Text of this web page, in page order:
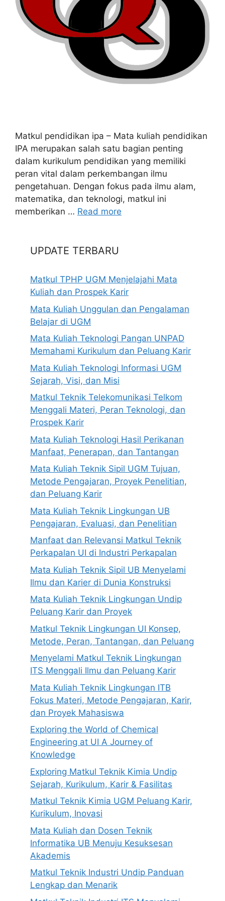
Matkul pendidikan ipa – Mata kuliah pendidikan
IPA merupakan salah satu bagian penting
dalam kurikulum pendidikan yang memiliki
peran vital dalam perkembangan ilmu
pengetahuan. Dengan fokus pada ilmu alam,
matematika, dan teknologi, matkul ini
memberikan … Read more
UPDATE TERBARU
Matkul TPHP UGM Menjelajahi Mata
Kuliah dan Prospek Karir
Mata Kuliah Unggulan dan Pengalaman
Belajar di UGM
Mata Kuliah Teknologi Pangan UNPAD
Memahami Kurikulum dan Peluang Karir
Mata Kuliah Teknologi Informasi UGM
Sejarah, Visi, dan Misi
Matkul Teknik Telekomunikasi Telkom
Menggali Materi, Peran Teknologi, dan
Prospek Karir
Mata Kuliah Teknologi Hasil Perikanan
Manfaat, Penerapan, dan Tantangan
Mata Kuliah Teknik Sipil UGM Tujuan,
Metode Pengajaran, Proyek Penelitian,
dan Peluang Karir
Mata Kuliah Teknik Lingkungan UB
Pengajaran, Evaluasi, dan Penelitian
Manfaat dan Relevansi Matkul Teknik
Perkapalan UI di Industri Perkapalan
Mata Kuliah Teknik Sipil UB Menyelami
Ilmu dan Karier di Dunia Konstruksi
Mata Kuliah Teknik Lingkungan Undip
Peluang Karir dan Proyek
Matkul Teknik Lingkungan UI Konsep,
Metode, Peran, Tantangan, dan Peluang
Menyelami Matkul Teknik Lingkungan
ITS Menggali Ilmu dan Peluang Karir
Mata Kuliah Teknik Lingkungan ITB
Fokus Materi, Metode Pengajaran, Karir,
dan Proyek Mahasiswa
Exploring the World of Chemical
Engineering at UI A Journey of
Knowledge
Exploring Matkul Teknik Kimia Undip
Sejarah, Kurikulum, Karir & Fasilitas
Matkul Teknik Kimia UGM Peluang Karir,
Kurikulum, Inovasi
Mata Kuliah dan Dosen Teknik
Informatika UB Menuju Kesuksesan
Akademis
Matkul Teknik Industri Undip Panduan
Lengkap dan Menarik